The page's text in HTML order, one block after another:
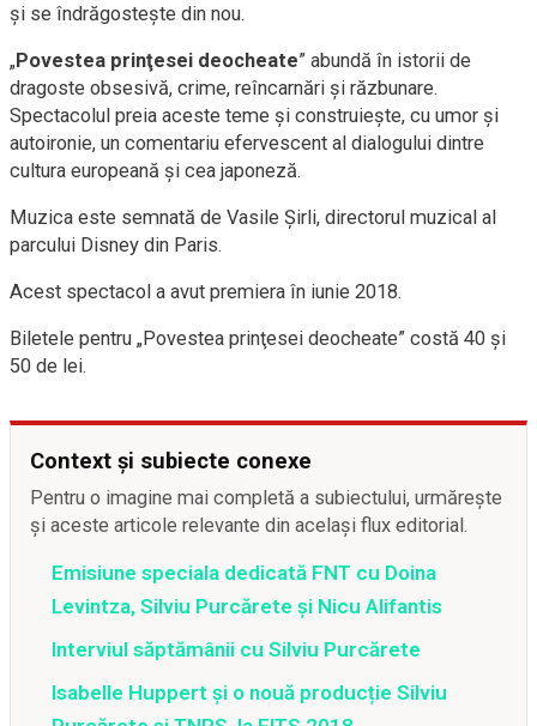
şi se îndrăgosteşte din nou.
„Povestea prinţesei deocheate” abundă în istorii de
dragoste obsesivă, crime, reîncarnări şi răzbunare.
Spectacolul preia aceste teme şi construieşte, cu umor şi
autoironie, un comentariu efervescent al dialogului dintre
cultura europeană şi cea japoneză.
Muzica este semnată de Vasile Şirli, directorul muzical al
parcului Disney din Paris.
Acest spectacol a avut premiera în iunie 2018.
Biletele pentru „Povestea prinţesei deocheate” costă 40 şi
50 de lei.
Context și subiecte conexe
Pentru o imagine mai completă a subiectului, urmărește
și aceste articole relevante din același flux editorial.
Emisiune speciala dedicată FNT cu Doina
Levintza, Silviu Purcărete şi Nicu Alifantis
Interviul săptămânii cu Silviu Purcărete
Isabelle Huppert și o nouă producție Silviu